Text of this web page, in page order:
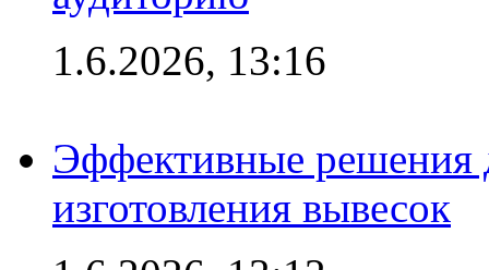
1.6.2026, 13:16
Эффективные решения
изготовления вывесок